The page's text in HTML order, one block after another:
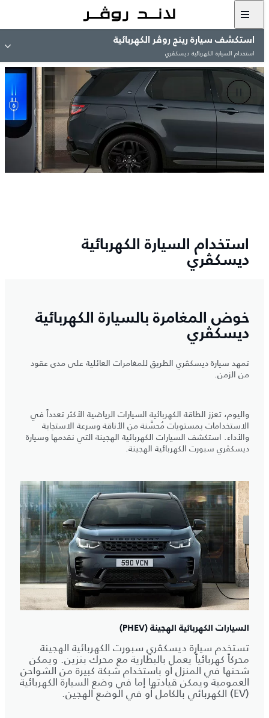
استكشف سيارة رينج روڤر الكهربائية
استخدام السيارة الكهربائية ديسكڤري
استخدام السيارة الكهربائية
ديسكڤري
خوض المغامرة بالسيارة الكهربائية
ديسكڤري
تمهد سيارة ديسكڤري الطريق للمغامرات العائلية على مدى عقود
من الزمن.
واليوم، تعزز الطاقة الكهربائية السيارات الرياضية الأكثر تعدداً في
الاستخدامات بمستويات مُحسَّنة من الأناقة وسرعة الاستجابة
والأداء. استكشف السيارات الكهربائية الهجينة التي نقدمها وسيارة
ديسكڤري سبورت الكهربائية الهجينة.
السيارات الكهربائية الهجينة (PHEV)
تستخدم سيارة ديسكڤري سبورت الكهربائية الهجينة
محركاً كهربائياً يعمل بالبطارية مع محرك بنزين. ويمكن
شحنها في المنزل أو باستخدام شبكة كبيرة من الشواحن
العمومية ويمكن قيادتها إما في وضع السيارة الكهربائية
(EV) الكهربائي بالكامل أو في الوضع الهجين.